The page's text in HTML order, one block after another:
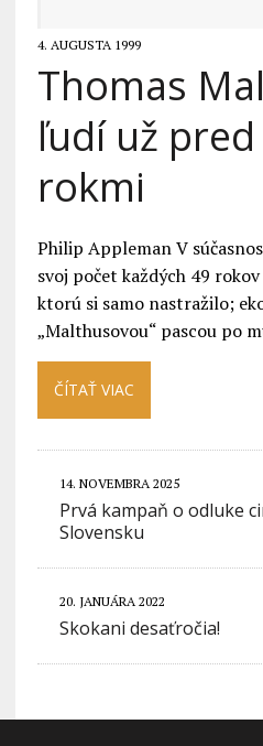
4. AUGUSTA 1999
Thomas
ľudí už
rokmi
Philip Appleman V
svoj počet každých 49
ktorú si samo nastražilo;
„Malthusovou“ pascou po
ČÍTAŤ VIAC
14. NOVEMBRA 2025
Prvá kampaň o odluke
Slovensku
20. JANUÁRA 2022
Skokani desaťročia!